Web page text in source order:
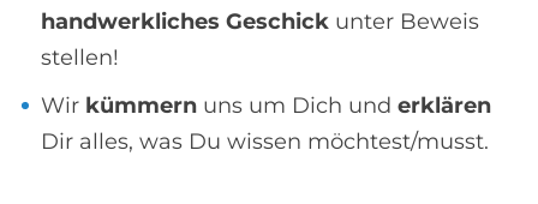
handwerkliches Geschick unter Beweis
stellen!
Wir kümmern uns um Dich und erklären
Dir alles, was Du wissen möchtest/musst.